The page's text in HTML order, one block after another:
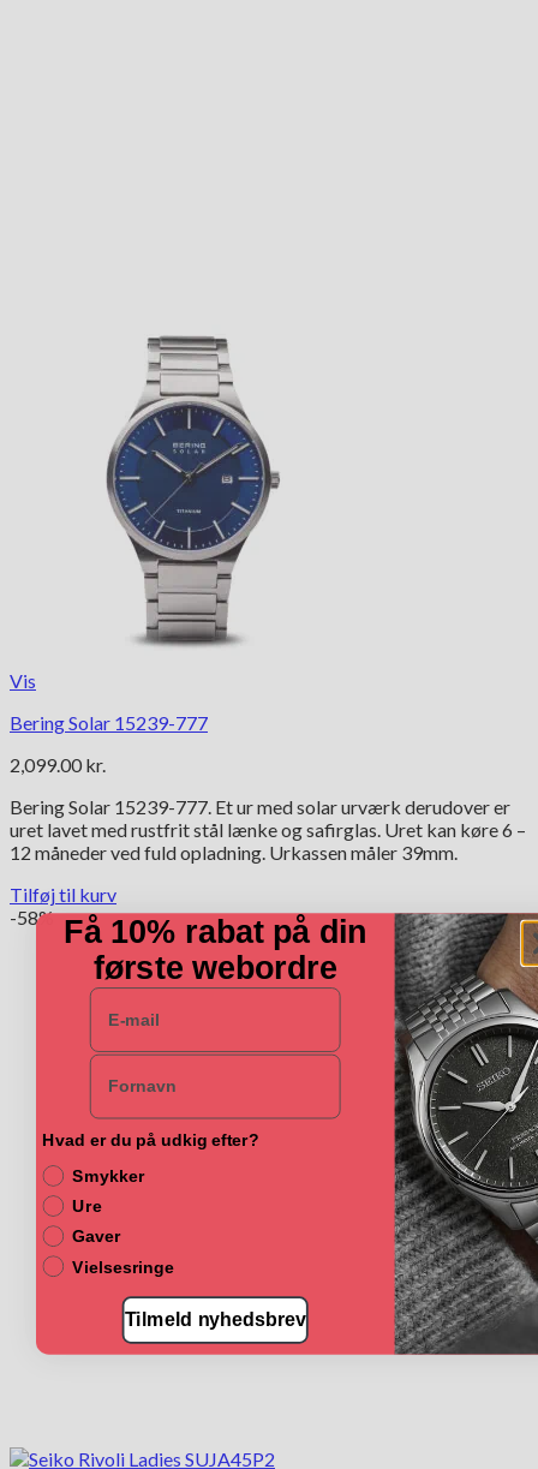
Vis
Bering Solar 15239-777
2,099.00 kr.
Bering Solar 15239-777. Et ur med solar urværk derudover er
uret lavet med rustfrit stål lænke og safirglas. Uret kan køre 6 –
12 måneder ved fuld opladning. Urkassen måler 39mm.
Tilføj til kurv
-58% Få 10% rabat på din
første webordre
E-mail
Navn
Hvad er du på udkig efter?
Smykker
Ure
Gaver
Vielsesringe
Tilmeld nyhedsbrev